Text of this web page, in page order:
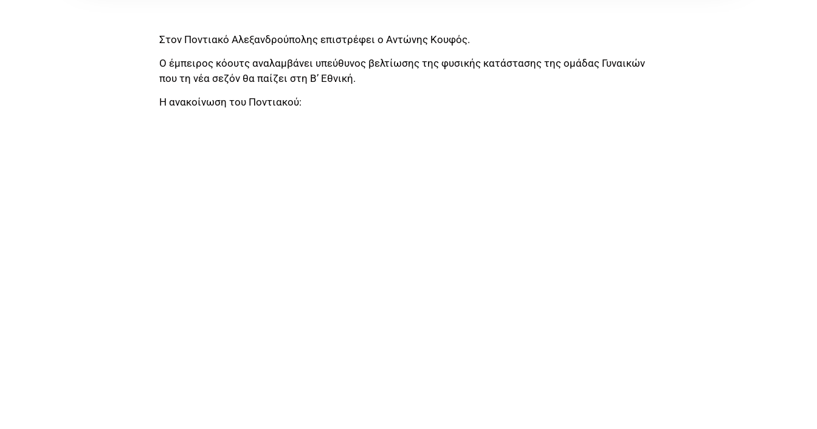
Στον Ποντιακό Αλεξανδρούπολης επιστρέφει ο Αντώνης Κουφός.
Ο έμπειρος κόουτς αναλαμβάνει υπεύθυνος βελτίωσης της φυσικής κατάστασης της ομάδας Γυναικών
που τη νέα σεζόν θα παίζει στη Β’ Εθνική.
Η ανακοίνωση του Ποντιακού: